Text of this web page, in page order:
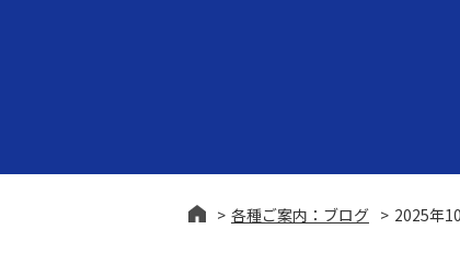
各種ご案内：ブログ 2025年